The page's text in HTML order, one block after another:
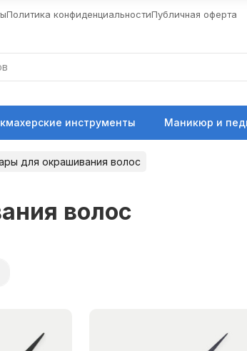
Политика конфиденциальностиПубличная оферта
инструменты Маникюр и
для окрашивания волос
волос